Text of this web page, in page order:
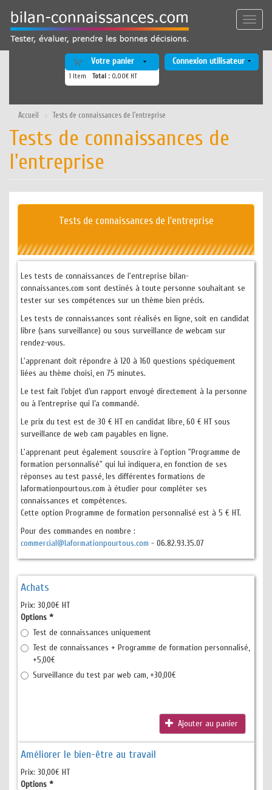
contenu
principal
Toggle
Votre panier
1 Item Total : 0,00€ HT
Connexion utilisateur
Accueil Tests de connaissances de l'entreprise
Tests de connaissances de
l'entreprise
Tests de connaissances de l'entreprise
Les tests de connaissances de l'entreprise bilan-
connaissances.com sont destinés à toute personne souhaitant se
tester sur ses compétences sur un thème bien précis.
Les tests de connaissances sont réalisés en ligne, soit en candidat
libre (sans surveillance) ou sous surveillance de webcam sur
rendez-vous.
L'apprenant doit répondre à 120 à 160 questions spéciquement
liées au thème choisi, en 75 minutes.
Le test fait l’objet d’un rapport envoyé directement à la personne
ou à l’entreprise qui l’a commandé.
Le prix du test est de 30 € HT en candidat libre, 60 € HT sous
surveillance de web cam payables en ligne.
L'apprenant peut également souscrire à l'option "Programme de
formation personnalisé" qui lui indiquera, en fonction de ses
réponses au test passé, les différentes formations de
laformationpourtous.com à étudier pour compléter ses
connaissances et compétences.
Cette option Programme de formation personnalisé est à 5 € HT.
Pour des commandes en nombre :
commercial@laformationpourtous.com - 06.82.93.35.07
Achats
Prix: 30,00€ HT
Options *
Test de connaissances uniquement
Test de connaissances + Programme de formation personnalisé,
+5,00€
Surveillance du test par web cam, +30,00€
Ajouter au panier
Améliorer le bien-être au travail
Prix: 30,00€ HT
Options *